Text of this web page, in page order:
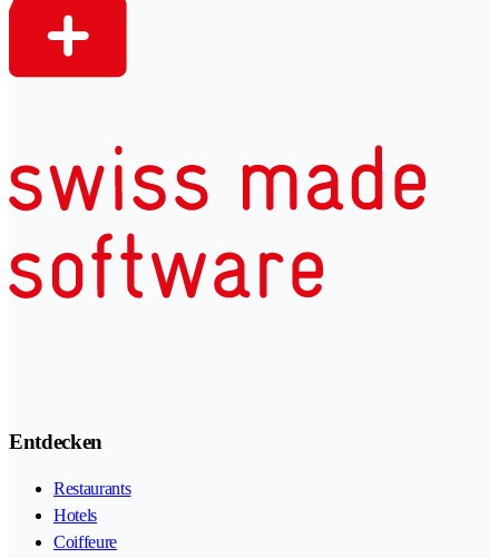
Entdecken
Restaurants
Hotels
Coiffeure